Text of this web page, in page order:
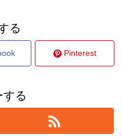
る
Pinterest
する